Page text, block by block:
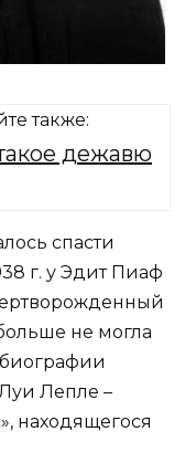
также:
дежавю
спасти
г. у Эдит Пиаф
не могла
Лепле –
находящегося